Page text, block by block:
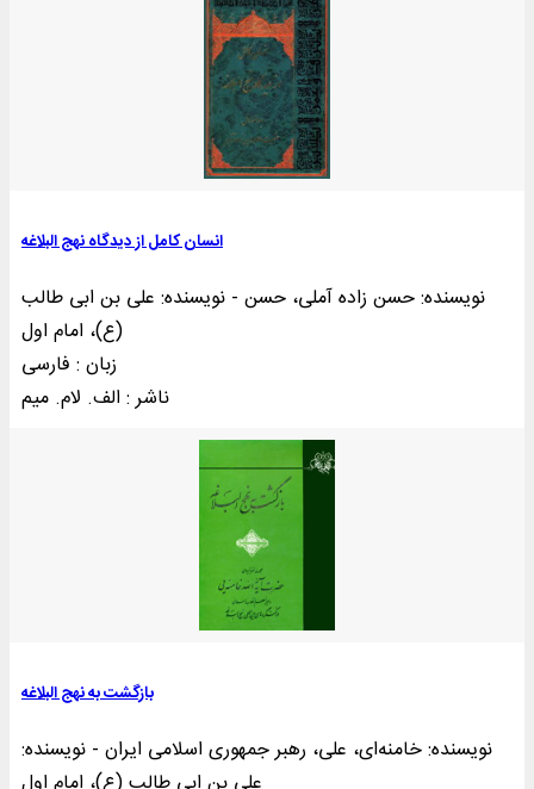
انسان کامل از دیدگاه نهج البلاغه
نویسنده: حسن زاده آملی، حسن - نویسنده: علی بن ابی طالب
(ع)، امام اول
زبان : فارسی
بازگشت به نهج البلاغه
نویسنده: خامنه‌ای، علی، رهبر جمهوری اسلامی ایران - نویسنده: